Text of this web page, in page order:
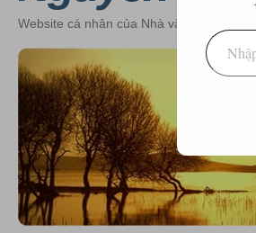
Website cá nhân của Nhà văn, Nhà